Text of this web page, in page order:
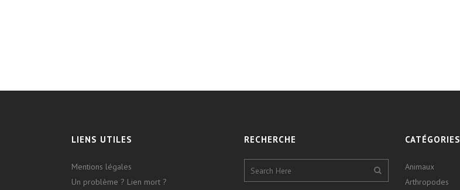
LIENS UTILES
Mentions légales
Un problème ? Lien mort ?
RECHERCHE CATÉGORIES
Animaux
Arthropodes